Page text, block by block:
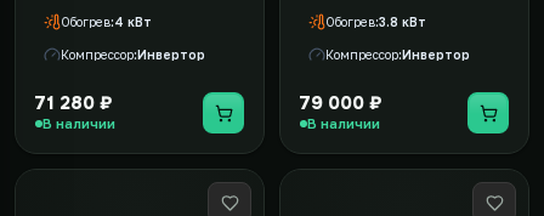
Обогрев 4 кВт
Компрессор Инвертор
71 280 ₽
В наличии
Обогрев 3.8 кВт
Компрессор Инвертор
79 000 ₽
В наличии